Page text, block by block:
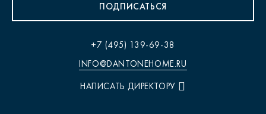
ПОДПИСАТЬСЯ
+7 (495) 139-69-38
INFO@DANTONEHOME.RU
НАПИСАТЬ ДИРЕКТОРУ